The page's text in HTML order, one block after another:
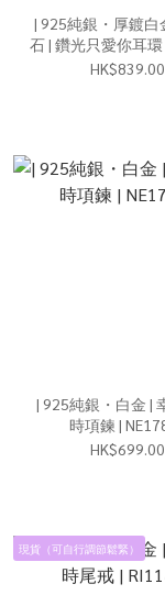
| 925純銀・厚鍍白
石 | 鑽光只愛你耳環
|
HK$839.00
| 925純銀・白金 |
時項鍊 |
HK$699.00
現貨（可自行調節鬆緊）